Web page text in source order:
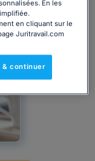
En les
en cliquant sur le
Juritravail.com
& continuer